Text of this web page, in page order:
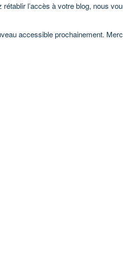
rétablir l’accès à votre blog, nous
accessible prochainement.